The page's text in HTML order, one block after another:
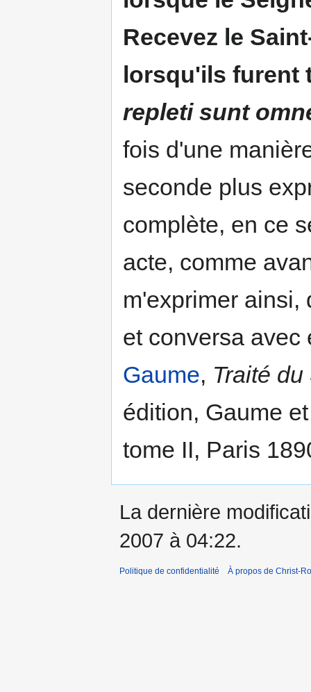
Recevez le
lorsqu'ils furent
repleti sunt
fois d'une
seconde plus
complète, en ce
acte, comme
m'exprimer ainsi,
et conversa avec
Gaume, Traité
édition, Gaume
tome II, Paris
La dernière
2007 à 04:22.
Politique de confidentialité À propos de Christ-